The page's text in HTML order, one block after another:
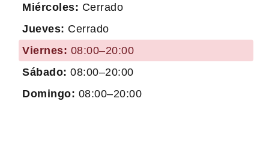
Miércoles: Cerrado
Jueves: Cerrado
Viernes: 08:00–20:00
Sábado: 08:00–20:00
Domingo: 08:00–20:00